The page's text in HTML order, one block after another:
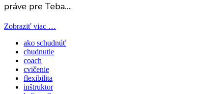
práve pre Teba….
Zobraziť viac …
ako schudnúť
chudnutie
coach
cvičenie
flexibilita
inštruktor